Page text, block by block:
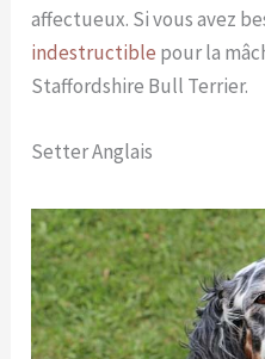
affectueux. Si vous avez
indestructible pour la
Staffordshire Bull Terrier.
Setter Anglais